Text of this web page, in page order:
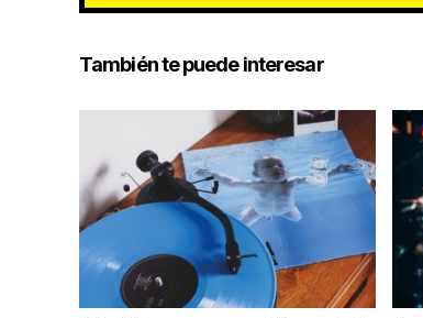
También te puede interesar